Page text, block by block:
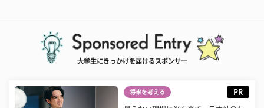
大学生にきっかけを届けるスポンサー
将来を考える PR